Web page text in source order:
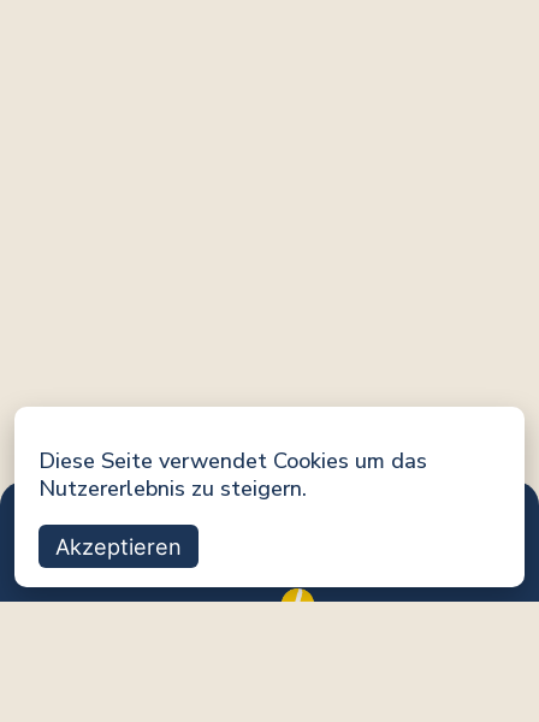
Diese Seite verwendet Cookies um das
Nutzererlebnis zu steigern.
Akzeptieren
Eine Initiative von